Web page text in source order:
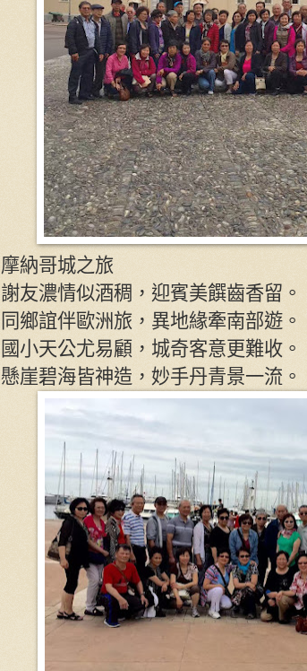
摩納哥城之旅
謝友濃情似酒稠，迎賓美饌齒香留。
同鄉誼伴歐洲旅，異地緣牽南部遊。
國小天公尤易顧，城奇客意更難收。
懸崖碧海皆神造，妙手丹青景一流。